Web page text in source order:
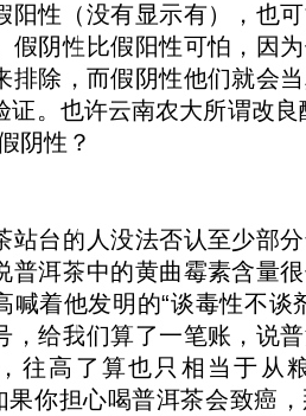
阳性（没有显示有），也
假阴性比假阳性可怕，因
排除，而假阴性他们就会
证。也许云南农大所谓改良
阴性？
站台的人没法否认至少部
普洱茶中的黄曲霉素含量
喊着他发明的“谈毒性不谈
，给我们算了一笔账，说
往高了算也只相当于从
果你担心喝普洱茶会致癌